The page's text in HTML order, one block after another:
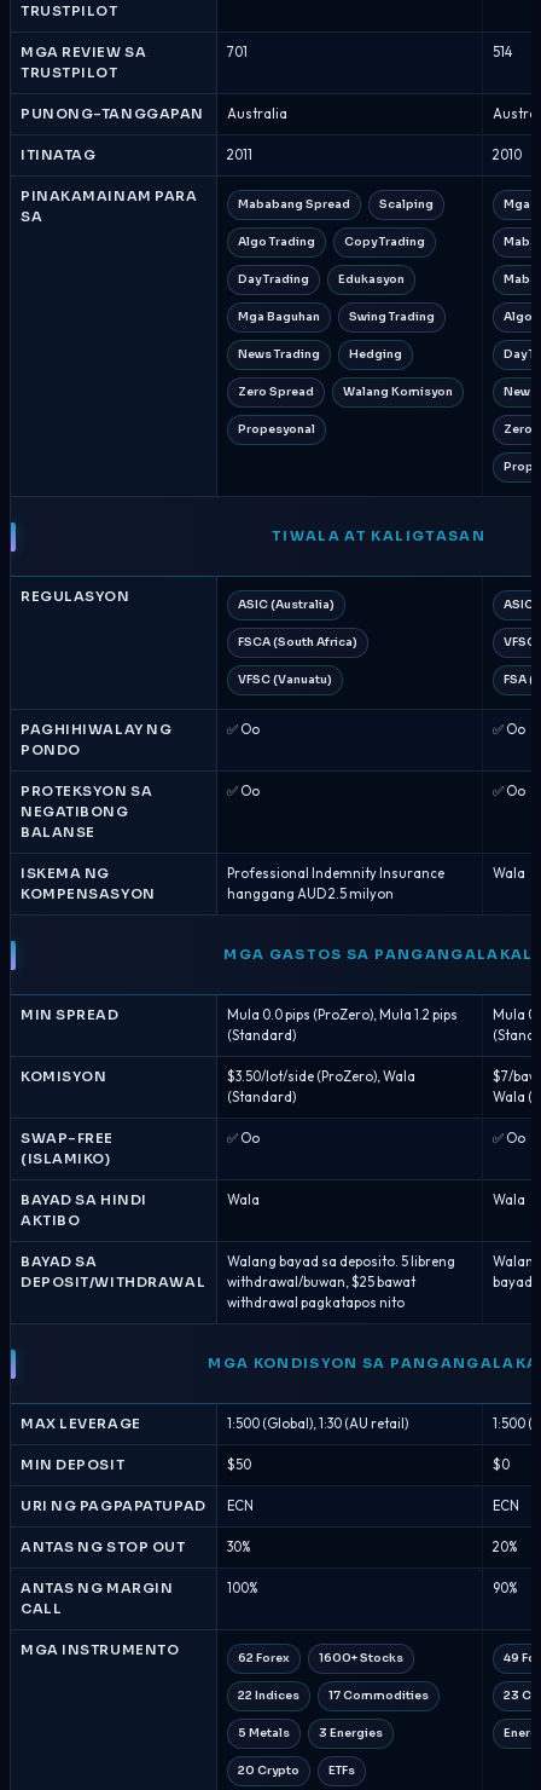
Paghahambing
ng
Broker
2026
TRUSTPILOT
MGA REVIEW SA
TRUSTPILOT
701 514
PUNONG-TANGGAPAN Australia
ITINATAG 2011 2010
PINAKAMAINAM PARA
SA
Mababang Spread Scalping
Algo Trading Copy Trading
Day Trading Edukasyon
Mga Baguhan Swing Trading
News Trading Hedging
Zero Spread Walang Komisyon
Propesyonal
Mga
Algo
Day
News
Zero
TIWALA AT KALIGTASAN
REGULASYON ASIC (Australia)
FSCA (South Africa)
VFSC (Vanuatu)
ASIC
VFSC
FSA
PAGHIHIWALAY NG
PONDO
✅ Oo ✅ Oo
PROTEKSYON SA
NEGATIBONG
BALANSE
✅ Oo ✅ Oo
ISKEMA NG
KOMPENSASYON
Professional Indemnity Insurance
hanggang AUD 2.5 milyon
Wala
MGA GASTOS SA PANGANGALAKAL
MIN SPREAD
Mula 0.0 pips (ProZero), Mula 1.2 pips
(Standard)
Mula
KOMISYON
$3.50/lot/side (ProZero), Wala
(Standard)
$7/
Wala
SWAP-FREE
(ISLAMIKO)
✅ Oo ✅ Oo
BAYAD SA HINDI
AKTIBO
Wala Wala
BAYAD SA
DEPOSIT/WITHDRAWAL
Walang bayad sa deposito. 5 libreng
withdrawal/buwan, $25 bawat
withdrawal pagkatapos nito
bayad
MGA KONDISYON SA
MAX LEVERAGE 1:500 (Global), 1:30 (AU retail) 1:500
MIN DEPOSIT $50 $0
URI NG PAGPAPATUPAD ECN ECN
ANTAS NG STOP OUT 30% 20%
ANTAS NG MARGIN
CALL
100% 90%
MGA INSTRUMENTO 62 Forex 1600+ Stocks
22 Indices 17 Commodities
5 Metals 3 Energies
20 Crypto ETFs
49
23